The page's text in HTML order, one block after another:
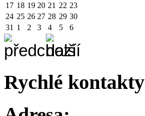
17 18 19 20 21 22 23
24 25 26 27 28 29 30
31 1 2 3 4 5 6
Rychlé kontakty